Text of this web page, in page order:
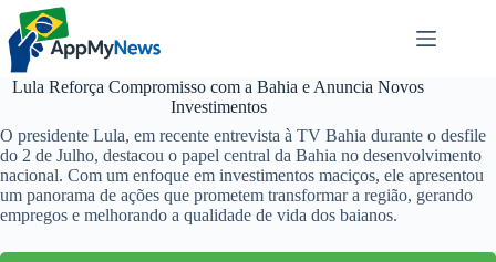
Pular
para
conteúdo
Lula Reforça Compromisso com a Bahia e Anuncia Novos
Investimentos
O presidente Lula, em recente entrevista à TV Bahia durante o desfile
do 2 de Julho, destacou o papel central da Bahia no desenvolvimento
nacional. Com um enfoque em investimentos maciços, ele apresentou
um panorama de ações que prometem transformar a região, gerando
empregos e melhorando a qualidade de vida dos baianos.